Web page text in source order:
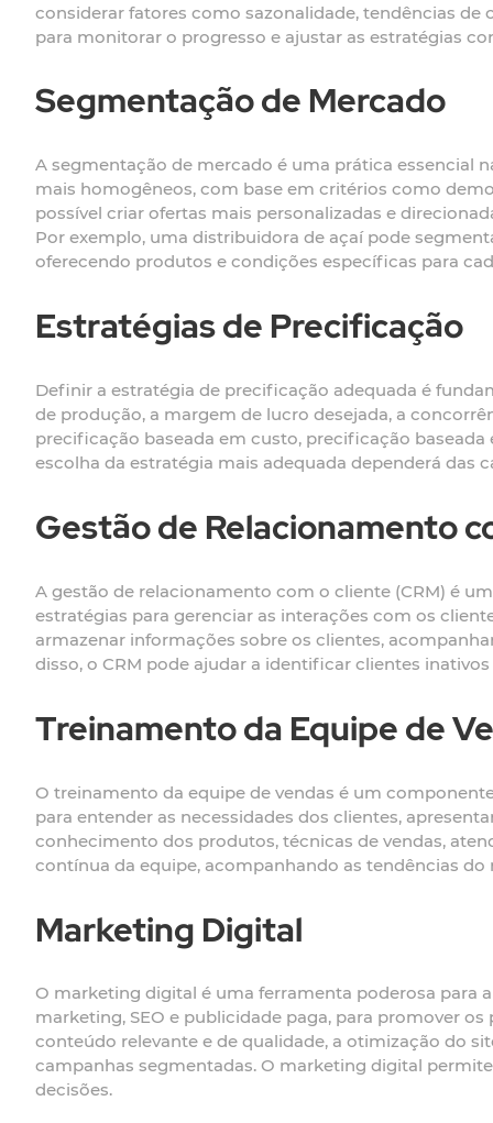
considerar fatores como sazonalidade, tendências
para monitorar o progresso e ajustar as estratégias
Segmentação de Mercado
A segmentação de mercado é uma prática essencial
mais homogêneos, com base em critérios como
possível criar ofertas mais personalizadas e
Por exemplo, uma distribuidora de açaí pode
oferecendo produtos e condições específicas para
Estratégias de Precificação
Definir a estratégia de precificação adequada é
de produção, a margem de lucro desejada, a
precificação baseada em custo, precificação
escolha da estratégia mais adequada dependerá das
Gestão de Relacionamento
A gestão de relacionamento com o cliente (CRM) é
estratégias para gerenciar as interações com os
armazenar informações sobre os clientes,
disso, o CRM pode ajudar a identificar clientes
Treinamento da Equipe de
O treinamento da equipe de vendas é um
para entender as necessidades dos clientes,
conhecimento dos produtos, técnicas de vendas,
contínua da equipe, acompanhando as tendências
Marketing Digital
O marketing digital é uma ferramenta poderosa para
marketing, SEO e publicidade paga, para promover
conteúdo relevante e de qualidade, a otimização do
campanhas segmentadas. O marketing digital
decisões.